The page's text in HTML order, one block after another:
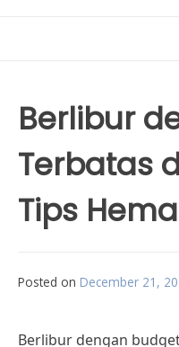
Berlibur
Terbatas
Tips
Posted on December 21,
Berlibur dengan